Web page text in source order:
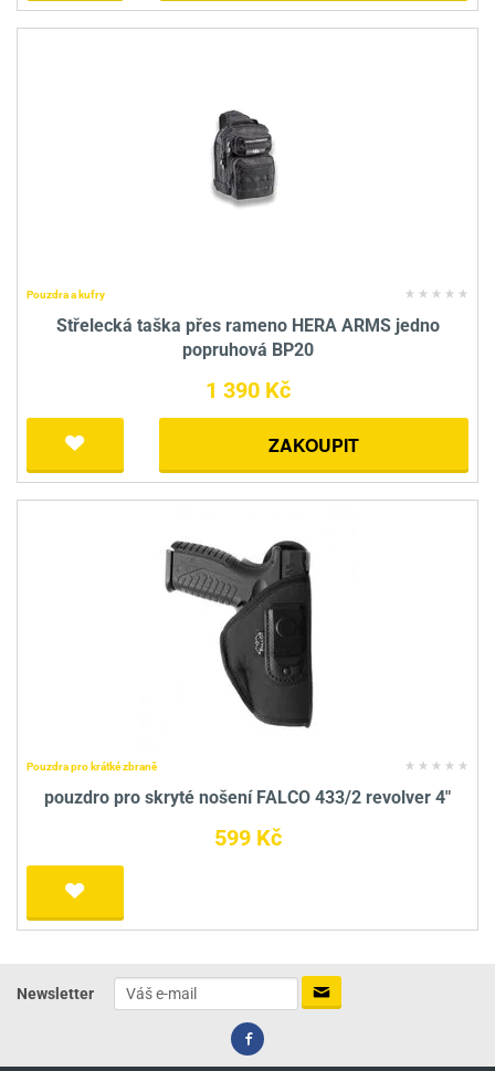
Pouzdra a kufry
Střelecká taška přes rameno HERA ARMS jedno
popruhová BP20
1 390 Kč
ZAKOUPIT
Pouzdra pro krátké zbraně
pouzdro pro skryté nošení FALCO 433/2 revolver 4"
599 Kč
Newsletter